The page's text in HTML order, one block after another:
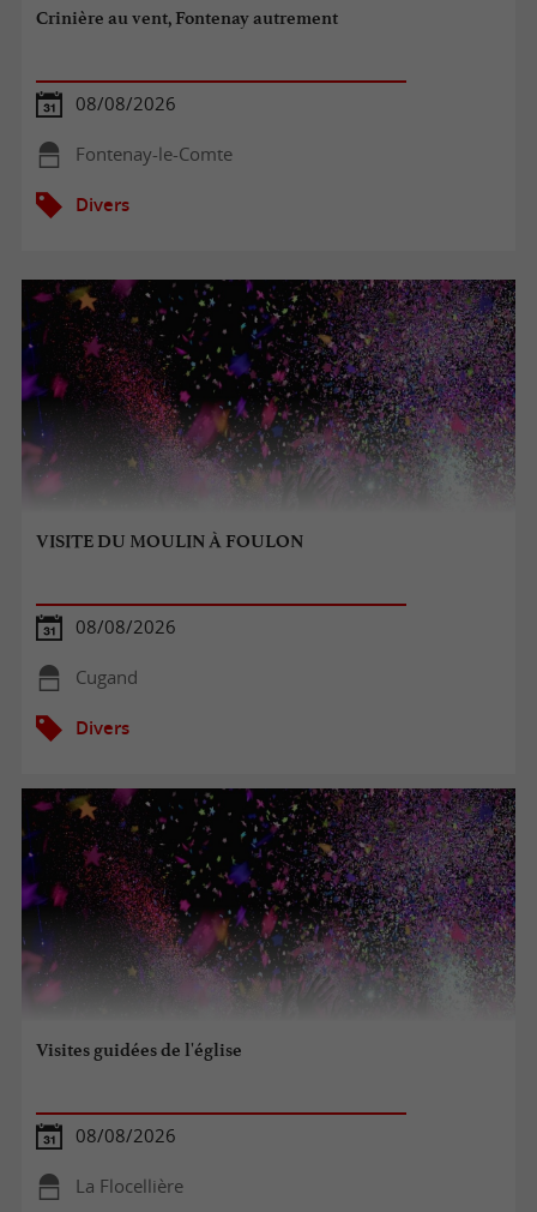
Crinière au vent, Fontenay autrement
08/08/2026
Fontenay-le-Comte
Divers
VISITE DU MOULIN À FOULON
08/08/2026
Cugand
Divers
Visites guidées de l'église
08/08/2026
La Flocellière